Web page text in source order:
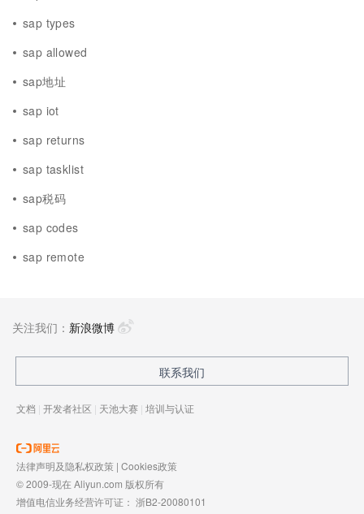
sap types
sap allowed
sap地址
sap iot
sap returns
sap tasklist
sap税码
sap codes
sap remote
关注我们： 新浪微博
联系我们
文档 | 开发者社区 | 天池大赛 | 培训与认证
法律声明及隐私权政策 | Cookies政策
© 2009-现在 Aliyun.com 版权所有
增值电信业务经营许可证： 浙B2-20080101